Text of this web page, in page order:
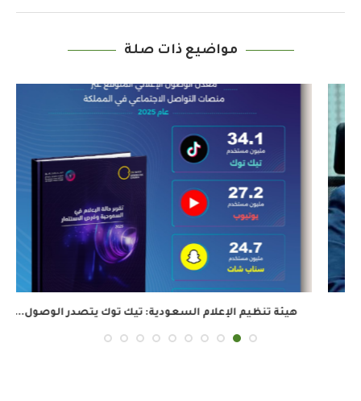
مواضيع ذات صلة
هيئة تنظيم الإعلام السعودية: تيك توك يتصدر الوصول...